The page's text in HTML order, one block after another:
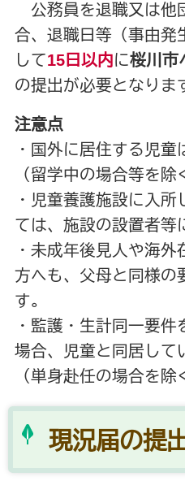
公務員を退職又は他
合、退職日等（事由発
して15日以内に桜川市
の提出が必要となりま
注意点
・国外に居住する児
（留学中の場合等を除
・児童養護施設に入
ては、施設の設置者等
・未成年後見人や海
方へも、父母と同様の
す。
・監護・生計同一要
場合、児童と同居して
（単身赴任の場合を除
現況届の提